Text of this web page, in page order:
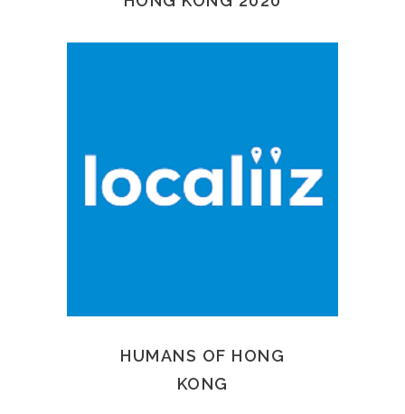
HUMANS OF HONG
KONG